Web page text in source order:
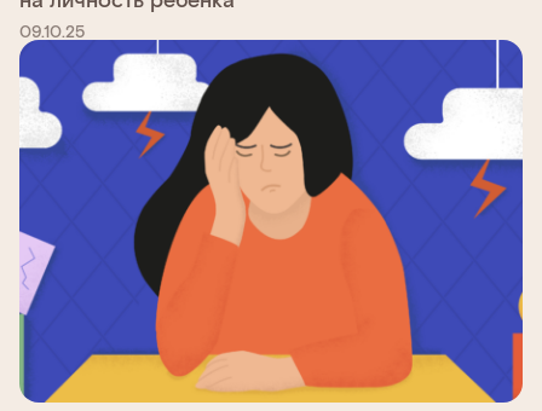
09.10.25